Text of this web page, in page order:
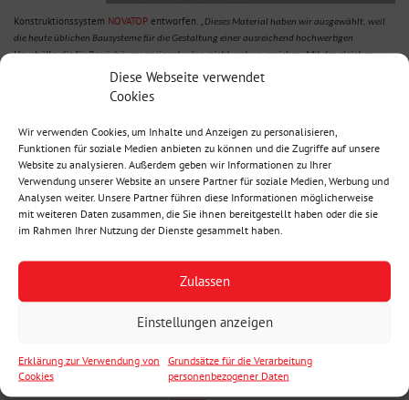
Diese Webseite verwendet
Cookies
Wir verwenden Cookies, um Inhalte und Anzeigen zu personalisieren,
Funktionen für soziale Medien anbieten zu können und die Zugriffe auf unsere
Website zu analysieren. Außerdem geben wir Informationen zu Ihrer
Verwendung unserer Website an unsere Partner für soziale Medien, Werbung und
Analysen weiter. Unsere Partner führen diese Informationen möglicherweise
mit weiteren Daten zusammen, die Sie ihnen bereitgestellt haben oder die sie
im Rahmen Ihrer Nutzung der Dienste gesammelt haben.
Zulassen
Einstellungen anzeigen
Erklärung zur Verwendung von
Cookies
Grundsätze für die Verarbeitung
personenbezogener Daten
Konstruktionssystem NOVATOP entworfen. „Dieses Material haben wir ausgewählt, weil
die heute üblichen Bausysteme für die Gestaltung einer ausreichend hochwertigen
Haushülle, die für Passivhäuser geeignet wäre, nicht mehr ausreichen. Mit der gleichen
Akribie, mit der wir das Bausystem auswählten, haben wir auch die sonstigen Materialien
Komponenten werden in der Tschechischen Republik hergestellt und wir können sie zu den
Über duzende NOVAHOME Häuser freuen sich unsere zufriedenen Kunden.
Das aktuelle Angebot der Häuser inkl. der Preise finden Sie
unter der Website NOVAHOME.